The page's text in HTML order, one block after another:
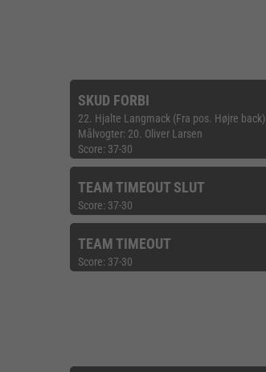
SKUD FORBI
22. Hjalte Langmack (Fra pos. Højre back)
Målvogter: 20. Oliver Larsen
Score: 37-30
TEAM TIMEOUT SLUT
Score: 37-30
TEAM TIMEOUT
Score: 37-30